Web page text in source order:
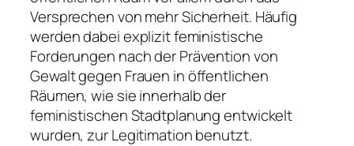
Versprechen von mehr Sicherheit. Häufig
werden dabei explizit feministische
Forderungen nach der Prävention von
Gewalt gegen Frauen in öffentlichen
Räumen, wie sie innerhalb der
feministischen Stadtplanung entwickelt
wurden, zur Legitimation benutzt.